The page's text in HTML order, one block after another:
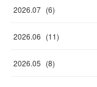
2026.07 (6)
2026.06 (11)
2026.05 (8)